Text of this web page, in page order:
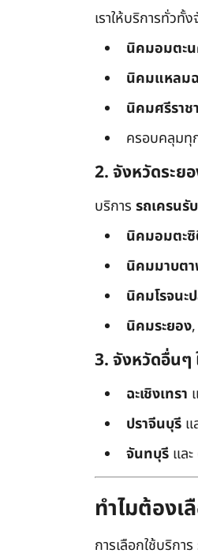
เราให้บริการทั่วทั้
นิคมอมตะ
นิคมแหลม
นิคมศรีราช
ครอบคลุมทุ
2. จังหวัดระย
บริการ รถเครนรั
นิคมอมตะซิ
นิคมมาบตา
นิคมโรจนะ
นิคมระยอง,
3. จังหวัดอื่นๆ
ฉะเชิงเทรา
ปราจีนบุรี แ
จันทบุรี และ
ทำไมต้องเ
การเลือกใช้บริการ